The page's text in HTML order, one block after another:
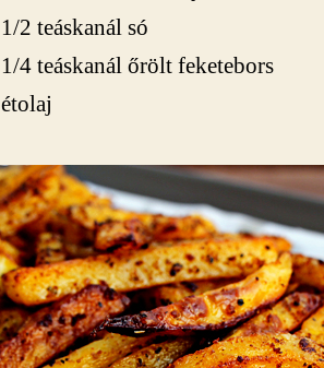
1/2 teáskanál só
1/4 teáskanál őrölt feketebors
étolaj